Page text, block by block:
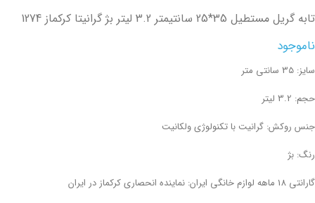
تابه گریل مستطیل 35*25 سانتیمتر 3.2 لیتر بژ گرانیتا کرکماز 1274
ناموجود
سایز: 35 سانتی متر
حجم: 3.2 لیتر
جنس روکش: گرانیت با تکنولوژی ولکانیت
رنگ: بژ
گارانتی 18 ماهه لوازم خانگی ایران: نماینده انحصاری کرکماز در ایران